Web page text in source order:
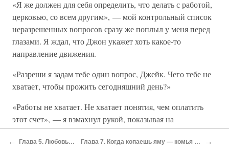
«Я же должен для себя определить, что делать с работой,
церковью, со всем другим», — мой контрольный список
неразрешенных вопросов сразу же поплыл у меня перед
глазами. Я ждал, что Джон укажет хоть какое-то
направление движения.
«Разреши я задам тебе один вопрос, Джейк. Чего тебе не
хватает, чтобы прожить сегодняшний день?»
«Работы не хватает. Не хватает понятия, чем оплатить
этот счет», — я взмахнул рукой, показывая на
больничные стены, которые нас окружали.
← Глава 5. Любовь на крючке Глава 7. Когда копаешь яму — комья куда-то надо кидать →